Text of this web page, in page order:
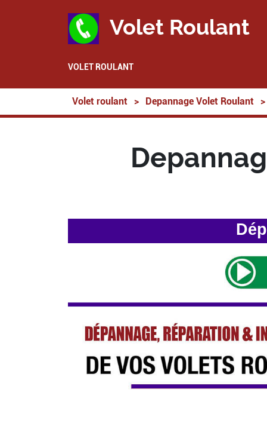
Volet Roulant
VOLET ROULANT
Volet roulant > Depannage Volet Roulant >